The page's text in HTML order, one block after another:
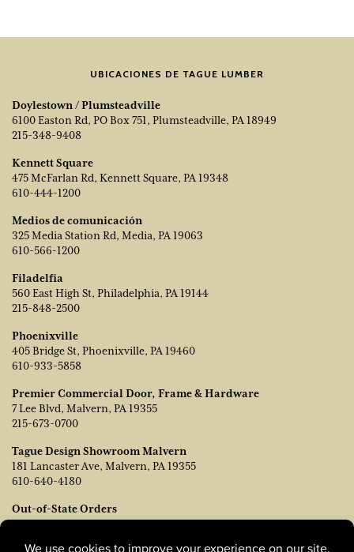
UBICACIONES DE TAGUE LUMBER
Doylestown / Plumsteadville
6100 Easton Rd, PO Box 751, Plumsteadville, PA 18949
215-348-9408
Kennett Square
475 McFarlan Rd, Kennett Square, PA 19348
610-444-1200
Medios de comunicación
325 Media Station Rd, Media, PA 19063
610-566-1200
Filadelfia
560 East High St, Philadelphia, PA 19144
215-848-2500
Phoenixville
405 Bridge St, Phoenixville, PA 19460
610-933-5858
Premier Commercial Door, Frame & Hardware
7 Lee Blvd, Malvern, PA 19355
215-673-0700
Tague Design Showroom Malvern
181 Lancaster Ave, Malvern, PA 19355
610-640-4180
Out-of-State Orders
Póngase en contacto con TJ Vanleer, Vicepresidente de Ventas: